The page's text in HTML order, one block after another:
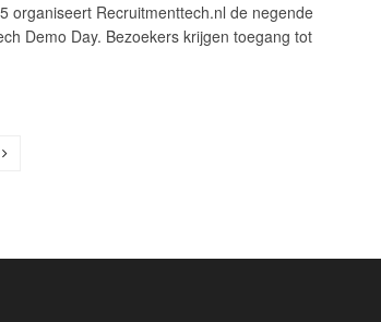
organiseert Recruitmenttech.nl de negende
Demo Day. Bezoekers krijgen toegang tot